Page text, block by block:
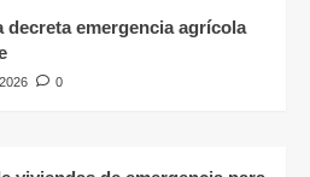
emergencia agrícola
0